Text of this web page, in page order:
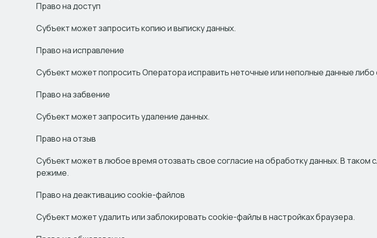
Право на доступ
Субъект может запросить копию и выписку данных.
Право на исправление
Субъект может попросить Оператора исправить неточные или неполные данные либо
Право на забвение
Субъект может запросить удаление данных.
Право на отзыв
Субъект может в любое время отозвать свое согласие на обработку данных. В
режиме.
Право на деактивацию cookie-файлов
Субъект может удалить или заблокировать cookie-файлы в настройках браузера.